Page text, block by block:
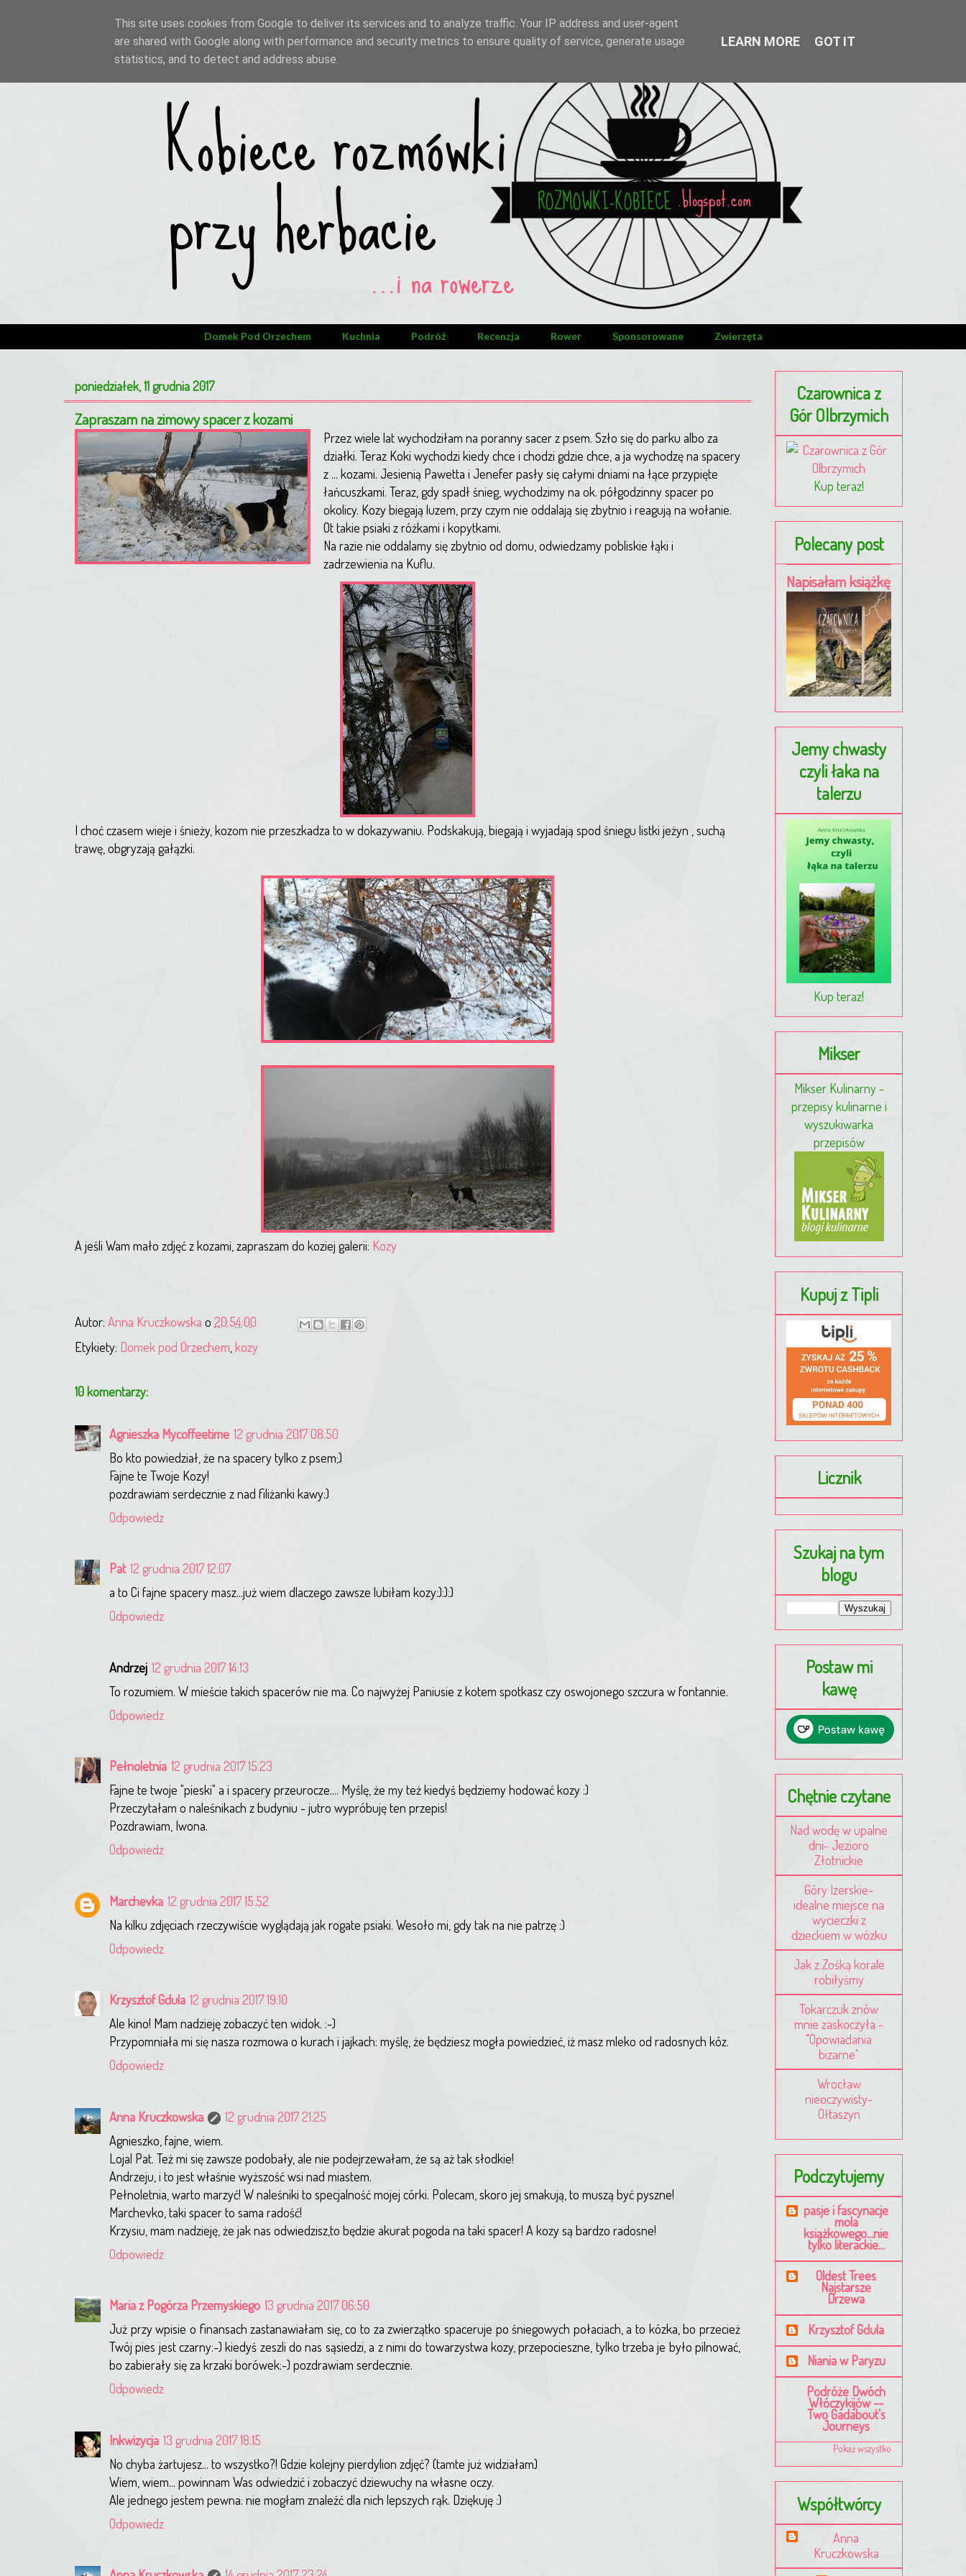
Domek Pod Orzechem Kuchnia Podróż Recenzja Rower Sponsorowane Zwierzęta
poniedziałek, 11 grudnia 2017
Zapraszam na zimowy spacer z kozami
Przez wiele lat wychodziłam na poranny sacer z psem. Szło się do parku albo za
działki. Teraz Koki wychodzi kiedy chce i chodzi gdzie chce, a ja wychodzę na spacery
z ... kozami. Jesienią Pawetta i Jenefer pasły się całymi dniami na łące przypięte
łańcuszkami. Teraz, gdy spadł śnieg, wychodzimy na ok. półgodzinny spacer po
okolicy. Kozy biegają luzem, przy czym nie oddalają się zbytnio i reagują na wołanie.
Ot takie psiaki z różkami i kopytkami.
Na razie nie oddalamy się zbytnio od domu, odwiedzamy pobliskie łąki i
zadrzewienia na Kuflu.
I choć czasem wieje i śnieży, kozom nie przeszkadza to w dokazywaniu. Podskakują, biegają i wyjadają spod śniegu listki jeżyn , suchą
trawę, obgryzają gałązki.
A jeśli Wam mało zdjęć z kozami, zapraszam do koziej galerii: Kozy
Autor: Anna Kruczkowska o 20:54:00
Etykiety: Domek pod Orzechem kozy
10 komentarzy:
Agnieszka Mycoffeetime 12 grudnia 2017 08:50
Bo kto powiedział, że na spacery tylko z psem;)
Fajne te Twoje Kozy!
pozdrawiam serdecznie z nad filiżanki kawy:)
Odpowiedz
Pat 12 grudnia 2017 12:07
a to Ci fajne spacery masz...już wiem dlaczego zawsze lubiłam kozy:):):)
Odpowiedz
Andrzej 12 grudnia 2017 14:13
To rozumiem. W mieście takich spacerów nie ma. Co najwyżej Paniusie z kotem spotkasz czy oswojonego szczura w fontannie.
Odpowiedz
Pełnoletnia 12 grudnia 2017 15:23
Fajne te twoje "pieski" a i spacery przeurocze.... Myślę, że my też kiedyś będziemy hodować kozy :)
Przeczytałam o naleśnikach z budyniu - jutro wypróbuję ten przepis!
Pozdrawiam, Iwona.
Odpowiedz
Marchevka 12 grudnia 2017 15:52
Na kilku zdjęciach rzeczywiście wyglądają jak rogate psiaki. Wesoło mi, gdy tak na nie patrzę :)
Odpowiedz
Krzysztof Gdula 12 grudnia 2017 19:10
Ale kino! Mam nadzieję zobaczyć ten widok. :-)
Przypomniała mi się nasza rozmowa o kurach i jajkach: myślę, że będziesz mogła powiedzieć, iż masz mleko od radosnych kóz.
Odpowiedz
Anna Kruczkowska
12 grudnia 2017 21:25
Agnieszko, fajne, wiem.
Lojal Pat. Też mi się zawsze podobały, ale nie podejrzewałam, że są aż tak słodkie!
Andrzeju, i to jest właśnie wyższość wsi nad miastem.
Pełnoletnia, warto marzyć! W naleśniki to specjalność mojej córki. Polecam, skoro jej smakują, to muszą być pyszne!
Marchevko, taki spacer to sama radość!
Krzysiu, mam nadzieję, że jak nas odwiedzisz,to będzie akurat pogoda na taki spacer! A kozy są bardzo radosne!
Odpowiedz
Maria z Pogórza Przemyskiego 13 grudnia 2017 06:50
Już przy wpisie o finansach zastanawiałam się, co to za zwierzątko spaceruje po śniegowych połaciach, a to kózka, bo przecież
Twój pies jest czarny:-) kiedyś zeszli do nas sąsiedzi, a z nimi do towarzystwa kozy, przepocieszne, tylko trzeba je było pilnować,
bo zabierały się za krzaki borówek:-) pozdrawiam serdecznie.
Odpowiedz
Inkwizycja 13 grudnia 2017 18:15
No chyba żartujesz... to wszystko?! Gdzie kolejny pierdylion zdjęć? (tamte już widziałam)
Wiem, wiem... powinnam Was odwiedzić i zobaczyć dziewuchy na własne oczy.
Ale jednego jestem pewna: nie mogłam znaleźć dla nich lepszych rąk. Dziękuję :)
Odpowiedz
Czarownica z
Gór Olbrzymich
Kup teraz!
Polecany post
Napisałam książkę
Jemy chwasty
czyli łaka na
talerzu
Kup teraz!
Mikser
Mikser Kulinarny -
przepisy kulinarne i
wyszukiwarka
przepisów
Kupuj z Tipli
Licznik
Szukaj na tym
blogu
Postaw mi
kawę
Chętnie czytane
Nad wodę w upalne
dni- Jezioro
Złotnickie
Góry Izerskie-
idealne miejsce na
wycieczki z
dzieckiem w wózku
Jak z Zośką korale
robiłyśmy
Tokarczuk znów
mnie zaskoczyła -
"Opowiadania
bizarne"
Wrocław
nieoczywisty-
Ołtaszyn
Podczytujemy
pasje i fascynacje
mola
książkowego...nie
tylko literackie...
Oldest Trees
Najstarsze
Drzewa
Krzysztof Gdula
Niania w Paryzu
Podróże Dwóch
Włóczykijów ~~
Two Gadabout's
Journeys
Pokaż wszystko
Współtwórcy
Anna
Kruczkowska
This site uses cookies from Google to deliver its services and to analyze traffic. Your IP address and user-agent
are shared with Google along with performance and security metrics to ensure quality of service, generate usage
statistics, and to detect and address abuse.
LEARN MORE GOT IT